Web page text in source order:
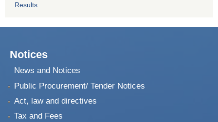
Results
Notices
News and Notices
Public Procurement/ Tender Notices
Act, law and directives
Tax and Fees